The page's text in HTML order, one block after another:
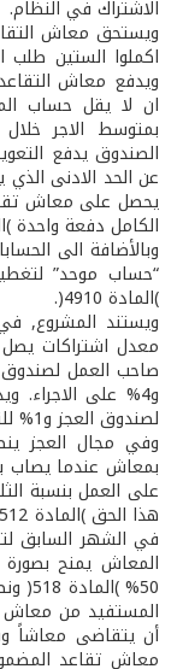
الاشتراك في النظام.
ويدفع معاش
ان لا يقل حساب
الصندوق يدفع
الكامل دفعة واحدة
وبالأضافة الى
“حساب موحد”
)المادة 49­10(.
ويستند المشروع,
لصندوق العجز و1% للنفقات الادارية
بمعاش عندما يصاب
على العمل بنسبة
المعاش يمنح
50%
المستفيد من معاش